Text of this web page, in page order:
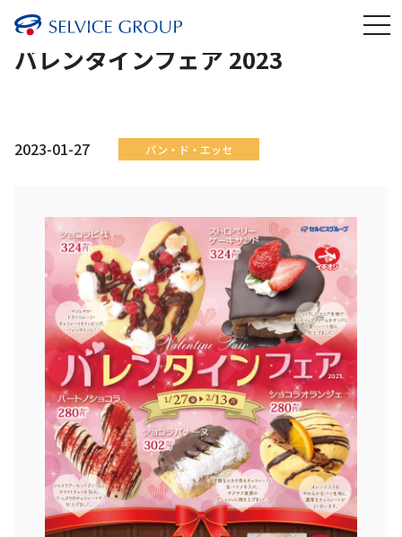
バレンタインフェア 2023
2023-01-27 パン・ド・エッセ